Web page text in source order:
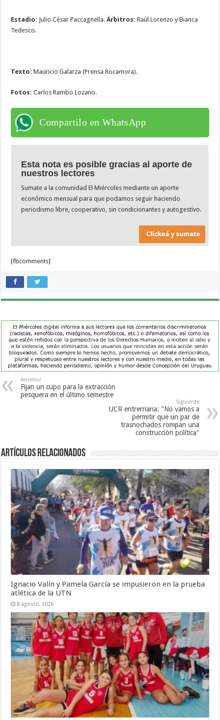
Estadio: Julio César Paccagnella.Árbitros: Raúl Lorenzo y Bianca
Tedesco.
Texto:Mauricio Galarza (Prensa Rocamora).
Fotos:Carlos Rambo Lozano.
Compartilo en WhatsApp
Esta nota es posible gracias al aporte de
nuestros lectores
Sumate a la comunidad El Miércoles mediante un aporte
económico mensual para que podamos seguir haciendo
periodismo libre, cooperativo, sin condicionantes y autogestivo.
[fbcomments]
Anterior
Fijan un cupo para la extracción
pesquera en el último semestre
Siguiente
UCR entrerriana: "No vamos a
permitir que un par de
trasnochados rompan una
construcción política"
Artículos Relacionados
Ignacio Valín y Pamela García se impusieron en la prueba
atlética de la UTN
8 agosto, 2026